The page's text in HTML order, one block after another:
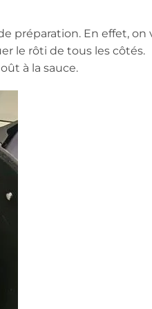
préparation. En effet, on
le rôti de tous les côtés.
à la sauce.